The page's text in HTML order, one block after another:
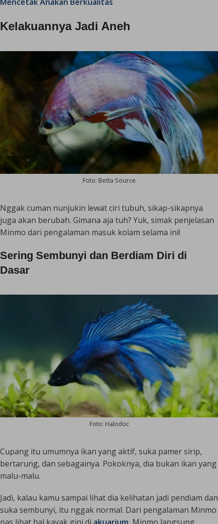
Kelakuannya Jadi Aneh
Foto: Betta Source
Nggak cuman nunjukin lewat ciri tubuh, sikap-sikapnya
juga akan berubah. Gimana aja tuh? Yuk, simak penjelasan
Minmo dari pengalaman masuk kolam selama ini!
Sering Sembunyi dan Berdiam Diri di
Dasar
Foto: Halodoc
Cupang itu umumnya ikan yang aktif, suka pamer sirip,
bertarung, dan sebagainya. Pokoknya, dia bukan ikan yang
malu-malu.
Jadi, kalau kamu sampai lihat dia kelihatan jadi pendiam dan
suka sembunyi, itu nggak normal. Dari pengalaman Minmo